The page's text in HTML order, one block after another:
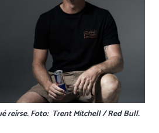
reírse. Foto: Trent Mitchell / Red Bull.